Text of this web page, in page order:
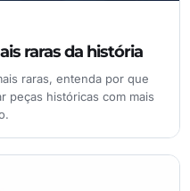
raras da história
raras, entenda por que
peças históricas com mais